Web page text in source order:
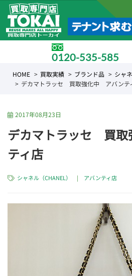
0120-535-585
HOME 買取実績 ブランド品
シャ
デカマトラッセ 買取強化中 アバンテ
2017年08月23日
デカマトラッセ 買
ティ店
シャネル（CHANEL） | アバンティ店